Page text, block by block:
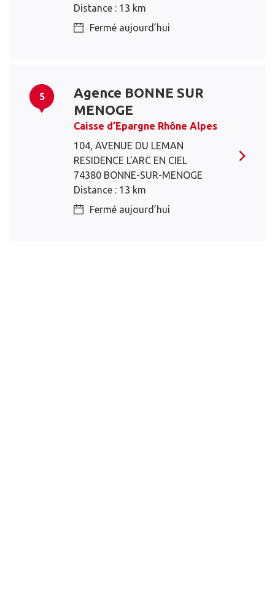
Distance : 13 km
Fermé aujourd’hui
5
Agence BONNE SUR
MENOGE
Caisse d’Epargne Rhône Alpes
104, AVENUE DU LEMAN
RESIDENCE L'ARC EN CIEL
74380 BONNE-SUR-MENOGE
Distance : 13 km
Fermé aujourd’hui